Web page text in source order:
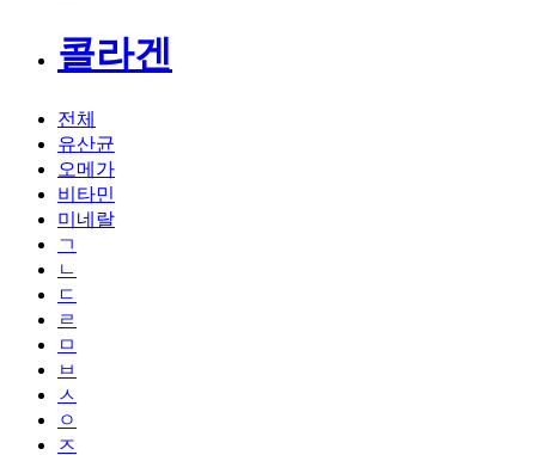
콜라겐
전체
유산균
오메가
비타민
미네랄
ㄱ
ㄴ
ㄷ
ㄹ
ㅁ
ㅂ
ㅅ
ㅇ
ㅈ